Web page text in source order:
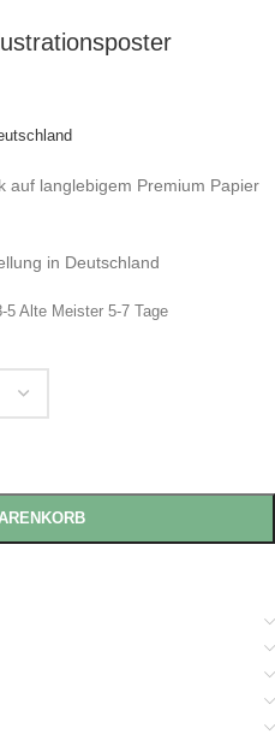
langlebigem Premium Papier
in Deutschland
5 Alte Meister 5-7 Tage